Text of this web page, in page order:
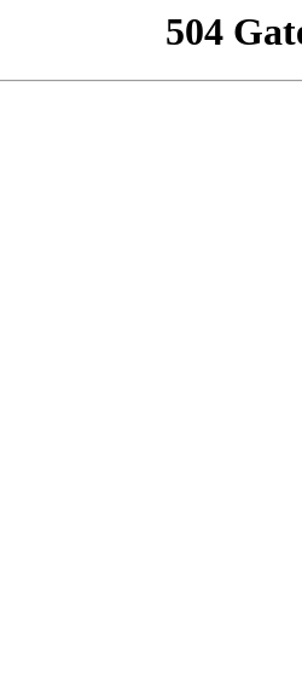
504